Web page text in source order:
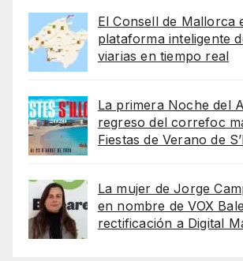
El Consell de Mallorca
plataforma inteligente
viarias en tiempo real
La primera Noche del
regreso del correfoc
Fiestas de Verano de
La mujer de Jorge
en nombre de VOX
rectificación a Digital